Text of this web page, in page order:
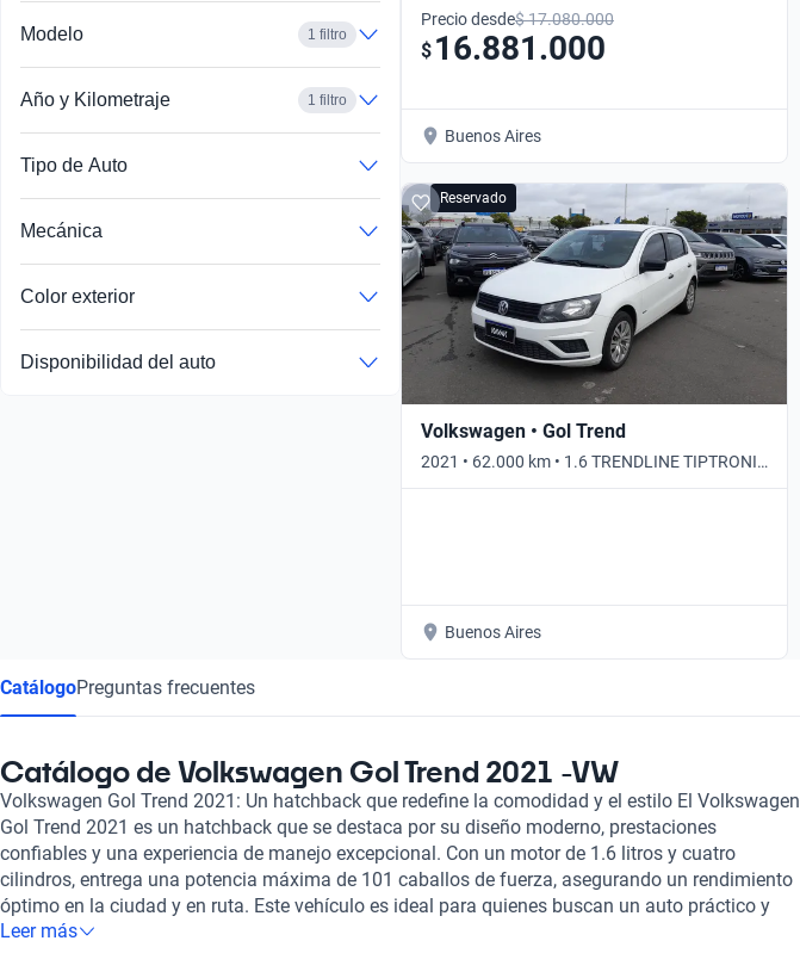
Modelo 1 filtro
Año y Kilometraje 1 filtro
Tipo de Auto
Mecánica
Color exterior
Disponibilidad del auto
Precio desde$ 17.080.000
$ 16.881.000
Buenos Aires
Reservado
Volkswagen • Gol Trend
2021 • 62.000 km • 1.6 TRENDLINE TIPTRONIC
MY21 • Automático
Buenos Aires
CatálogoPreguntas frecuentes
Catálogo de Volkswagen Gol Trend 2021 -VW
Volkswagen Gol Trend 2021: Un hatchback que redefine la comodidad y el estilo El Volkswagen
Gol Trend 2021 es un hatchback que se destaca por su diseño moderno, prestaciones
confiables y una experiencia de manejo excepcional. Con un motor de 1.6 litros y cuatro
cilindros, entrega una potencia máxima de 101 caballos de fuerza, asegurando un rendimiento
óptimo en la ciudad y en ruta. Este vehículo es ideal para quienes buscan un auto práctico y
versátil, ya que cuenta con capacidad para cinco personas y un acceso fácil a su interior, lo que
Leer más